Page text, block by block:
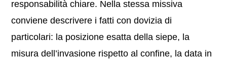
responsabilità chiare. Nella stessa missiva
conviene descrivere i fatti con dovizia di
particolari: la posizione esatta della siepe, la
misura dell’invasione rispetto al confine, la data in